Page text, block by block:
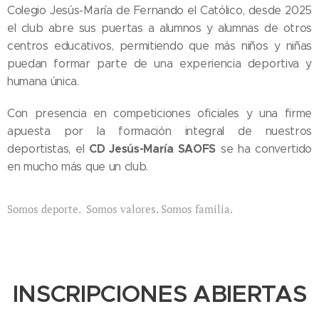
Colegio Jesús-María de Fernando el Católico, desde 2025
el club abre sus puertas a alumnos y alumnas de otros
centros educativos, permitiendo que más niños y niñas
puedan formar parte de una experiencia deportiva y
humana única.
Con presencia en competiciones oficiales y una firme
apuesta por la formación integral de nuestros
deportistas, el CD Jesús-María SAOFS se ha convertido
en mucho más que un club.
Somos deporte. Somos valores. Somos familia.
INSCRIPCIONES ABIERTAS